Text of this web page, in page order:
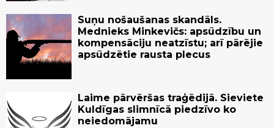
Suņu nošaušanas skandāls.
Mednieks Minkevičs: apsūdzību un
kompensāciju neatzīstu; arī pārējie
apsūdzētie rausta plecus
Laime pārvēršas traģēdijā. Sieviete
Kuldīgas slimnīcā piedzīvo ko
neiedomājamu